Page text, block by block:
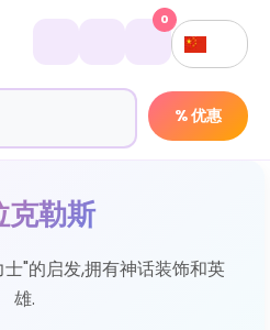
% 优惠
0
克勒斯
"的启发,拥有神话装饰和英
雄.